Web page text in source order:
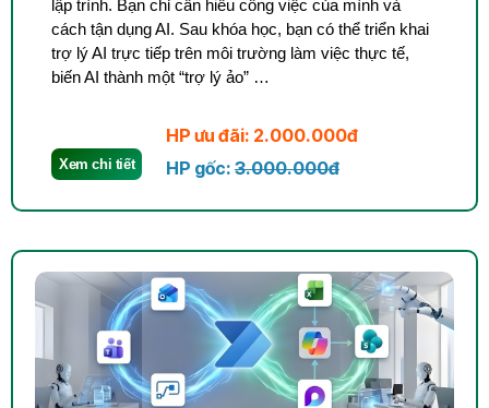
lập trình. Bạn chỉ cần hiểu công việc của mình và
cách tận dụng AI. Sau khóa học, bạn có thể triển khai
trợ lý AI trực tiếp trên môi trường làm việc thực tế,
biến AI thành một “trợ lý ảo” …
HP ưu đãi: 2.000.000đ
HP gốc: 3.000.000đ
Xem chi tiết